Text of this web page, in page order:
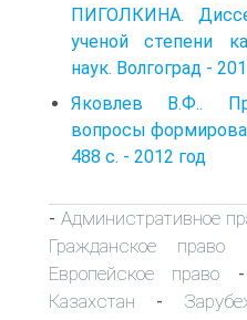
ПИГОЛКИНА.
ученой степени
наук. Волгоград -
Яковлев В.Ф..
вопросы
488 с. - 2012 год
- Административное
Гражданское право
Европейское право
Казахстан -